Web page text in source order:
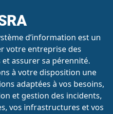
d’information est un
votre entreprise des
assurer sa pérennité.
à votre disposition une
adaptées à vos besoins,
et gestion des incidents,
vos infrastructures et vos